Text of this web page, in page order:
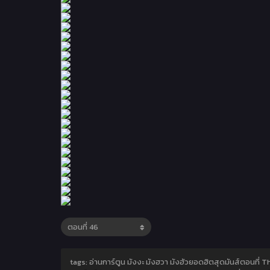
tags: อ่านการ์ตูน มังงะ มังฮวา มังฮัวยอดฮิตสุดมันส์ตอนที่